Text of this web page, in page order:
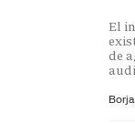
El
de